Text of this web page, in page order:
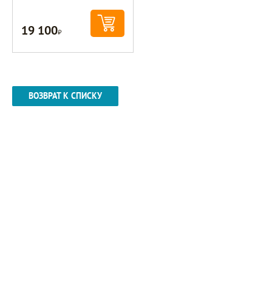
19 100Р
ВОЗВРАТ К СПИСКУ